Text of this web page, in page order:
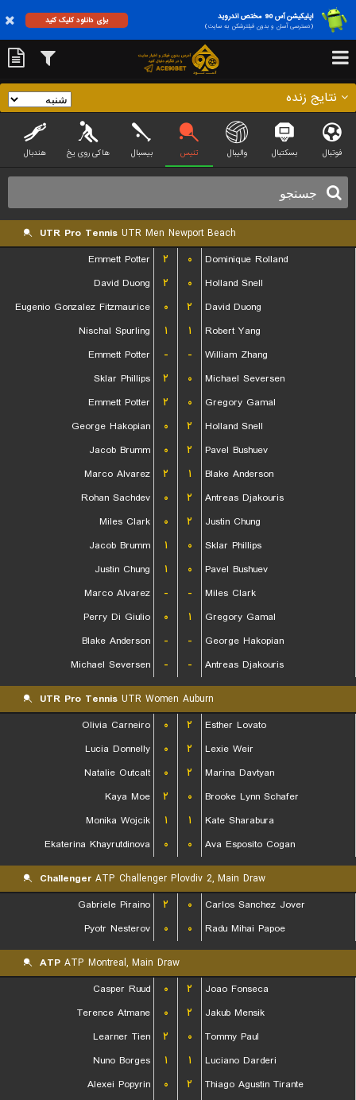
اپلیکیشن آس 90 مختص اندروید
(دسترسی آسان و بدون فیلترشکن به سایت)
برای دانلود کلیک کنید
نتایج زنده
فوتبال بسکتبال والیبال تنیس بیسبال هاکی روی یخ هندبال
UTR Pro Tennis UTR Men Newport Beach
Emmett Potter
۲ ۰
Dominique Rolland
David Duong
۲ ۰
Holland Snell
Eugenio Gonzalez Fitzmaurice
۰ ۲
David Duong
Nischal Spurling
۱ ۱
Robert Yang
Emmett Potter
- -
William Zhang
Sklar Phillips
۲ ۰
Michael Seversen
Emmett Potter
۲ ۰
Gregory Gamal
George Hakopian
۰ ۲
Holland Snell
Jacob Brumm
۰ ۲
Pavel Bushuev
Marco Alvarez
۲ ۱
Blake Anderson
Rohan Sachdev
۰ ۲
Antreas Djakouris
Miles Clark
۰ ۲
Justin Chung
Jacob Brumm
۱ ۰
Sklar Phillips
Justin Chung
۱ ۰
Pavel Bushuev
Marco Alvarez
- -
Miles Clark
Perry Di Giulio
۰ ۱
Gregory Gamal
Blake Anderson
- -
George Hakopian
Michael Seversen
- - Antreas Djakouris
UTR Pro Tennis UTR Women Auburn
Olivia Carneiro
۰ ۲
Esther Lovato
Lucia Donnelly
۰ ۲
Lexie Weir
Natalie Outcalt
۰ ۲
Marina Davtyan
Kaya Moe
۲ ۰
Brooke Lynn Schafer
Monika Wojcik
۱ ۱
Kate Sharabura
Ekaterina Khayrutdinova
۰ ۰ Ava Esposito Cogan
Challenger ATP Challenger Plovdiv 2, Main Draw
Gabriele Piraino
۲ ۰
Carlos Sanchez Jover
Pyotr Nesterov
۰ ۰ Radu Mihai Papoe
ATP ATP Montreal, Main Draw
Casper Ruud
۰ ۲
Joao Fonseca
Terence Atmane
۰ ۲
Jakub Mensik
Learner Tien
۲ ۰
Tommy Paul
Nuno Borges
۱ ۱
Luciano Darderi
Alexei Popyrin
۰ ۲
Thiago Agustin Tirante